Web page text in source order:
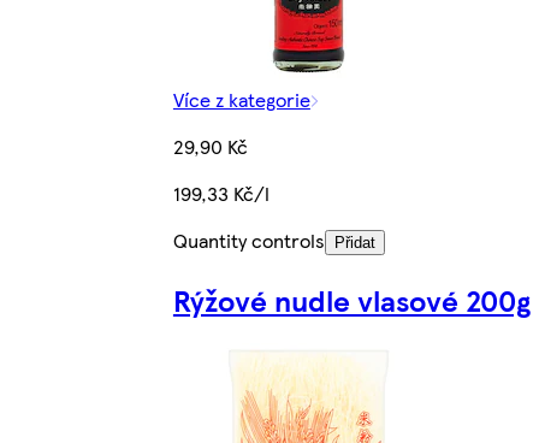
Více z kategorie
29,90 Kč
199,33 Kč/l
Quantity controls
Přidat
Rýžové nudle vlasové 200g